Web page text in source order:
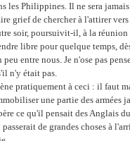
les Philippines. Il ne sera
grief de chercher à l'attirer
soir, poursuivit-il, à la réunion
libre pour quelque temps,
entre nous. Je n'ose pas
n'y était pas.
pratiquement à ceci : il faut
une partie des armées
ce qu'il pensait des Anglais
de grandes choses à